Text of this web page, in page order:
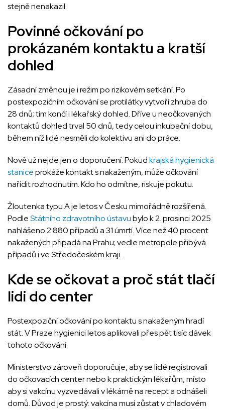
stejně nenakazil.
Povinné očkování po
prokázaném kontaktu a kratší
dohled
Zásadní změnou je i režim po rizikovém setkání. Po
postexpozičním očkování se protilátky vytvoří zhruba do
28 dnů; tím končí i lékařský dohled. Dříve u neočkovaných
kontaktů dohled trval 50 dnů, tedy celou inkubační dobu,
během níž lidé nesměli do kolektivu ani do práce.
Nově už nejde jen o doporučení. Pokudkrajská hygienická
staniceprokáže kontakt s nakaženým, může očkování
nařídit rozhodnutím. Kdo ho odmítne, riskuje pokutu.
Žloutenka typu A je letos v Česku mimořádně rozšířená.
PodleStátního zdravotního ústavubylo k 2. prosinci 2025
nahlášeno 2 880 případů a 31 úmrtí. Více než 40 procent
nakažených připadá na Prahu; vedle metropole přibývá
případů i ve Středočeském kraji.
Kde se očkovat a proč stát tlačí
lidi do center
Postexpoziční očkování po kontaktu s nakaženým hradí
stát. V Praze hygienici letos aplikovali přes pět tisíc dávek
tohoto očkování.
Ministerstvo zároveň doporučuje, aby se lidé registrovali
do očkovacích center nebo k praktickým lékařům, místo
aby si vakcínu vyzvedávali v lékárně na recept a odnášeli
domů. Důvod je prostý: vakcína musí zůstat v chladovém